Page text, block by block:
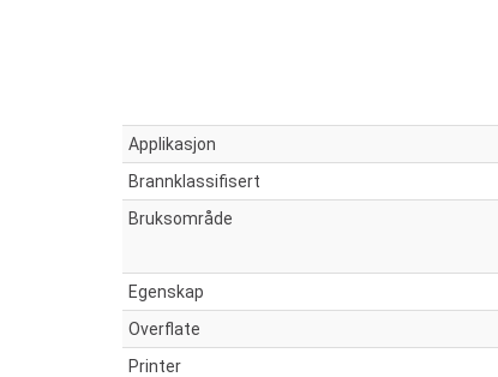
Applikasjon
Brannklassifisert
Bruksområde
Egenskap
Overflate
Printer